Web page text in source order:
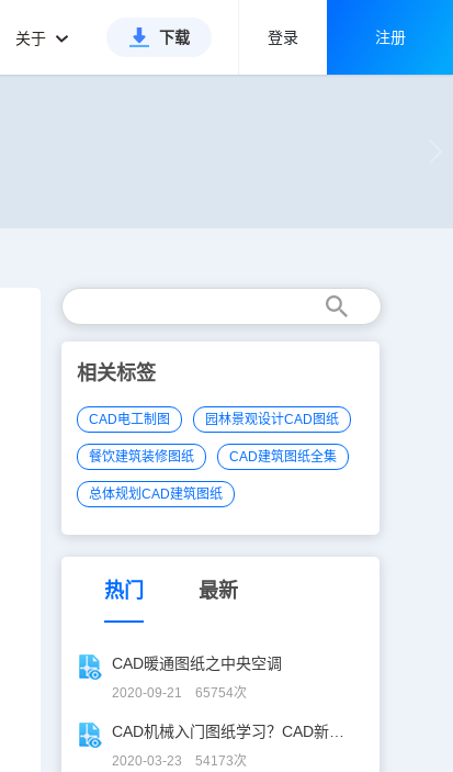
关于 下载 登录 注册
相关标签
CAD电工制图 园林景观设计CAD图纸
餐饮建筑装修图纸 CAD建筑图纸全集
总体规划CAD建筑图纸
热门 最新
CAD暖通图纸之中央空调
2020-09-21 65754次
2020-03-23 54173次